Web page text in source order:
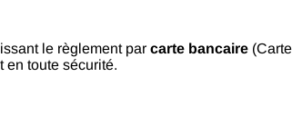
le règlement par carte bancaire
en toute sécurité.